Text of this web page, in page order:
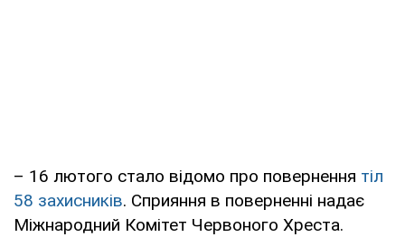
– 16 лютого стало відомо про повернення тіл
58 захисників. Сприяння в поверненні надає
Міжнародний Комітет Червоного Хреста.